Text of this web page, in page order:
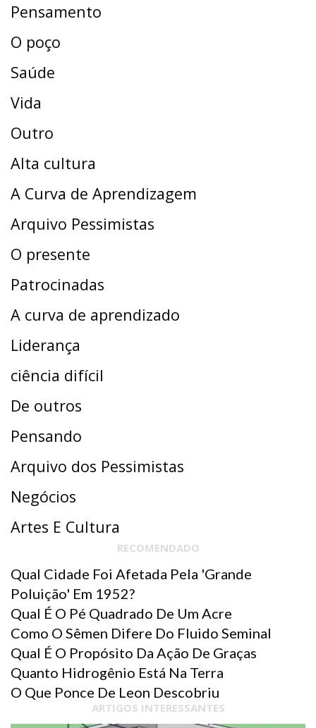
Pensamento
O poço
Saúde
Vida
Outro
Alta cultura
A Curva de Aprendizagem
Arquivo Pessimistas
O presente
Patrocinadas
A curva de aprendizado
Liderança
ciência difícil
De outros
Pensando
Arquivo dos Pessimistas
Negócios
Artes E Cultura
RECOMENDADO
Qual Cidade Foi Afetada Pela 'grande
Poluição' Em 1952?
Qual É O Pé Quadrado De Um Acre
Como O Sêmen Difere Do Fluido Seminal
Qual É O Propósito Da Ação De Graças
Quanto Hidrogênio Está Na Terra
O Que Ponce De Leon Descobriu
ARTIGOS INTERESSANTES